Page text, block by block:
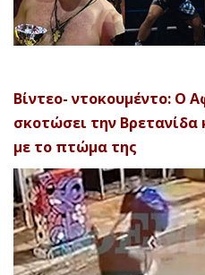
Βίντεο- ντοκουμέντο: Ο
σκοτώσει την Βρετανίδα
με το πτώμα της